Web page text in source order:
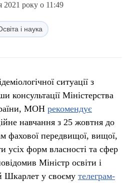
2021 року о 11:49
і наука
ситуації з
консультації Міністерства
МОН рекомендує
навчання з 25 жовтня до
фахової передвищої, вищої,
усіх форм власності та сфер
Міністр освіти і
Шкарлет у своєму телеграм-